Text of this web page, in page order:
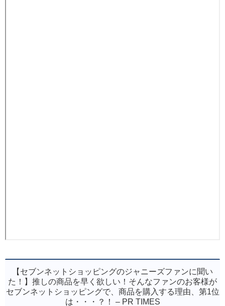
【セブンネットショッピングのジャニーズファンに聞い
た！】推しの商品を早く欲しい！そんなファンのお客様が
セブンネットショッピングで、商品を購入する理由、第1位
は・・・？！ – PR TIMES